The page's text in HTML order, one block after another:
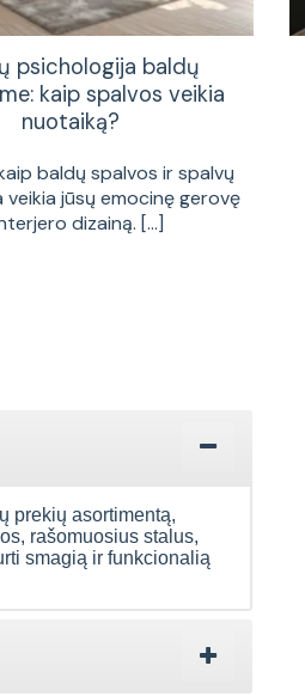
psichologija baldų
kaip spalvos veikia
nuotaiką?
baldų spalvos ir spalvų
veikia jūsų emocinę gerovę
dizainą. [...]
prekių asortimentą,
rašomuosius stalus,
smagią ir funkcionalią
į jūsų
prekė
ir
Laba diena , perku iš
jūsų jau ne pirmą baldą.
Kokybei priekaištų
Ypač dėkinga kurjeriui